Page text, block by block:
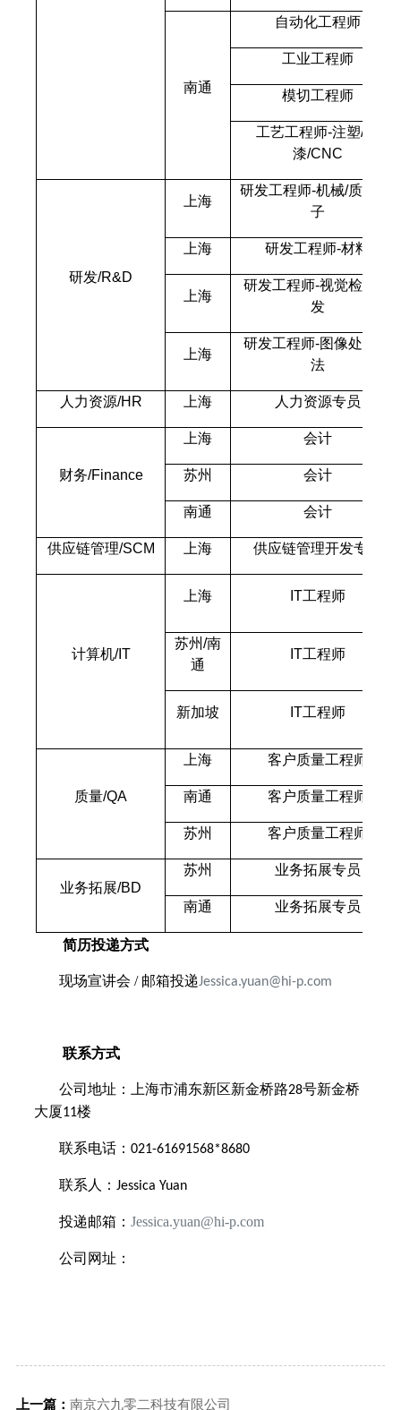
南通
自动化工程师
工业工程师
模切工程师
工艺工程师-注塑/喷
漆/CNC
研发/R&D
上海
研发工程师-机械/质量/电
子
上海 研发工程师-材料
上海
研发工程师-视觉检测研
发
上海
研发工程师-图像处理算
法
人力资源/HR 上海 人力资源专员
财务/Finance
上海 会计
苏州 会计
南通 会计
供应链管理/SCM 上海 供应链管理开发专员
计算机/IT
上海 IT工程师
苏州/南
通
IT工程师
新加坡 IT工程师
质量/QA
上海 客户质量工程师
南通 客户质量工程师
苏州 客户质量工程师
业务拓展/BD
苏州 业务拓展专员
南通 业务拓展专员
简历投递方式
现场宣讲会 / 邮箱投递Jessica.yuan@hi-p.com
联系方式
公司地址：上海市浦东新区新金桥路28号新金桥
大厦11楼
联系电话： 021-61691568*8680
联系人： Jessica Yuan
投递邮箱： Jessica.yuan@hi-p.com
公司网址：
上一篇： 南京六九零二科技有限公司